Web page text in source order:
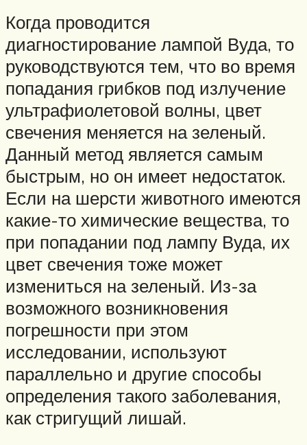
Когда проводится
диагностирование лампой Вуда, то
руководствуются тем, что во время
попадания грибков под излучение
ультрафиолетовой волны, цвет
свечения меняется на зеленый.
Данный метод является самым
быстрым, но он имеет недостаток.
Если на шерсти животного имеются
какие-то химические вещества, то
при попадании под лампу Вуда, их
цвет свечения тоже может
измениться на зеленый. Из-за
возможного возникновения
погрешности при этом
исследовании, используют
параллельно и другие способы
определения такого заболевания,
как стригущий лишай.